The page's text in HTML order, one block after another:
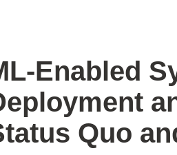
Enabled
Quo